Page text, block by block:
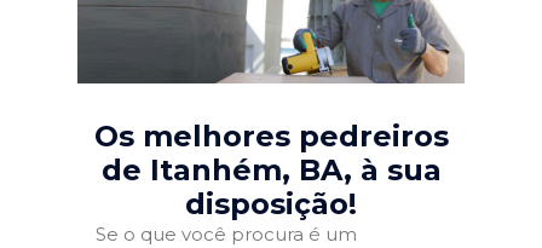
Os melhores pedreiros
de Itanhém, BA, à sua
disposição!
Se o que você procura é um